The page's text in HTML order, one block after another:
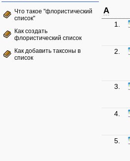
Что такое "флористический
список"
Как создать
флористический список
Как добавить таксоны в
список
A
1.
2.
3.
4.
5.